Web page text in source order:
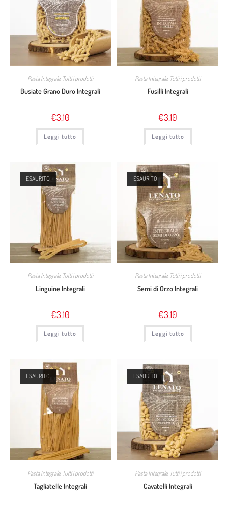
Pasta Integrale, Tutti i prodotti
Busiate Grano Duro Integrali
€3,10
Leggi tutto
Pasta Integrale, Tutti i prodotti
Fusilli Integrali
€3,10
Leggi tutto
ESAURITO
Pasta Integrale, Tutti i prodotti
Linguine Integrali
€3,10
Leggi tutto
ESAURITO
Pasta Integrale, Tutti i prodotti
Semi di Orzo Integrali
€3,10
Leggi tutto
ESAURITO
Pasta Integrale, Tutti i prodotti
Tagliatelle Integrali
ESAURITO
Pasta Integrale, Tutti i prodotti
Cavatelli Integrali